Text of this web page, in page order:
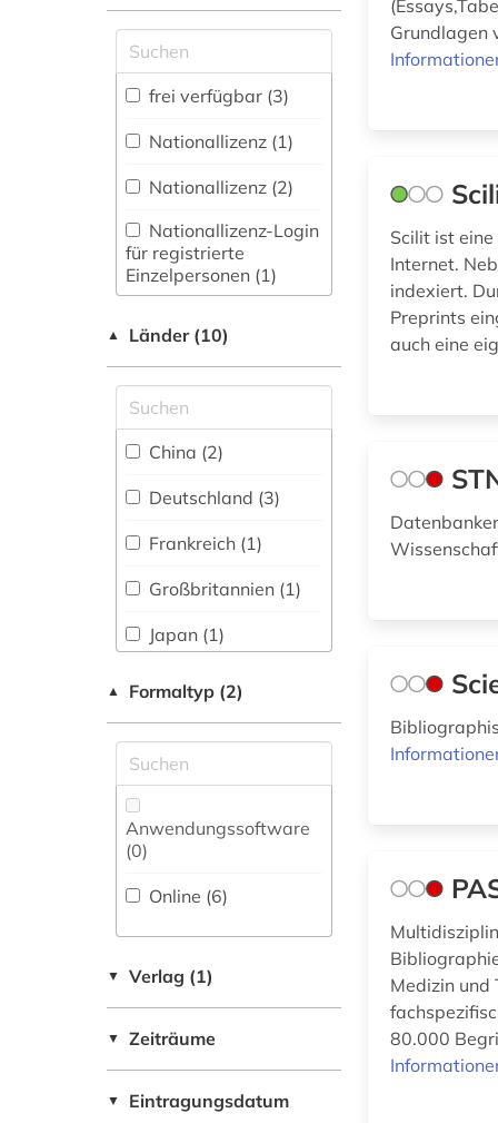
elektronische
bibliothek (1)
elektronische
zeitschrift (6)
elektronisches buch
(27)
energieforschung (2)
englisch (1)
entomologie (1)
enzyklopädie (1)
erdwissenschaften
(1)
erwärmung
&lt;meteorologie&gt;
(1)
erziehung (2)
ethik (1)
fachdidaktik (1)
fachliteratur (1)
geschichtswissenschaft
(1)
forschung (2)
forschungstrends (1)
forstwissenschaft (1)
frankreich (2)
Zugriff vor Ort
frei verfügbar (3)
Nationallizenz (1)
Nationallizenz (2)
Nationallizenz-Login
für registrierte
Einzelpersonen (1)
für registrierte
Einzelpersonen (2)
▲ Länder (10)
China (2)
Deutschland (3)
Frankreich (1)
Großbritannien (1)
Japan (1)
Korea (1)
Niedersachsen (1)
Russland,
Sowjetunion (1)
Schweiz (1)
▲ Formaltyp (2)
Anwendungssoftware
(0)
Online (6)
▼ Verlag (1)
▼ Zeiträume
▼ Eintragungsdatum
Grundlagen
Scilit ist
Internet.
indexiert.
Preprints
auch eine
Medizin und
80.000